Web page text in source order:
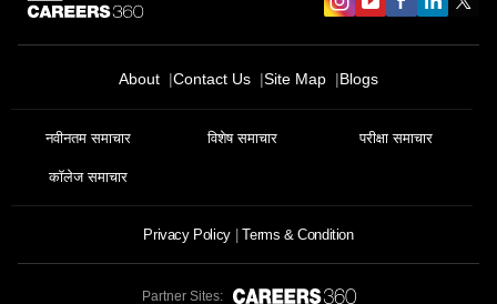
About Contact Us Site Map Blogs
नवीनतम समाचार विशेष समाचार परीक्षा समाचार
कॉलेज समाचार
Privacy Policy Terms & Condition
Partner Sites: